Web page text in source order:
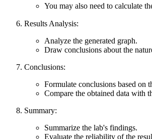
You may also need to calculate
Results Analysis:
Analyze the generated graph.
Draw conclusions about the
Conclusions:
Formulate conclusions based on
Compare the obtained data with
Summary:
Summarize the lab's findings.
Evaluate the reliability of the